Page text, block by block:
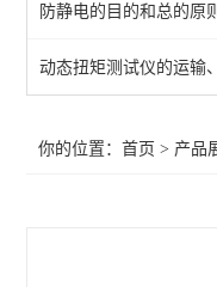
返修产品
电焊台
防静电的目的和总的原则
动态扭矩测试仪的运输
你的位置：首页 > 产品